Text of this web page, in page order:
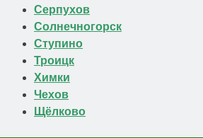
Серпухов
Солнечногорск
Ступино
Троицк
Химки
Чехов
Щёлково